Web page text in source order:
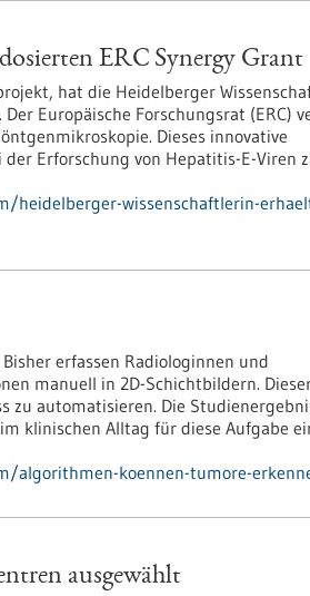
ERC Synergy Grant
hat die Heidelberger
Europäische Forschungsrat (ERC)
Dieses innovative
Erforschung von Hepatitis-E-Viren
wissenschaftlerin-
erfassen Radiologinnen und
manuell in 2D-Schichtbildern.
zu automatisieren. Die
klinischen Alltag für diese Aufgabe
koennen-tumore-
ausgewählt